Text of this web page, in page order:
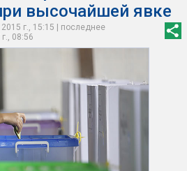
высочайшей явке
г., 15:15 | последнее
08:56